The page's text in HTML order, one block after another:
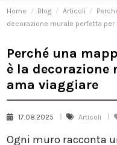
Home Blog Articoli
decorazione murale perfetta per
Perché una
è la decorazione
ama viaggiare
17.08.2025 Articoli
Ogni muro racconta